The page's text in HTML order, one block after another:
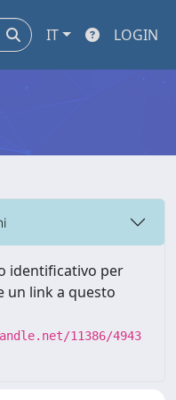
IT LOGIN
identificativo per
un link a questo
11386/4943